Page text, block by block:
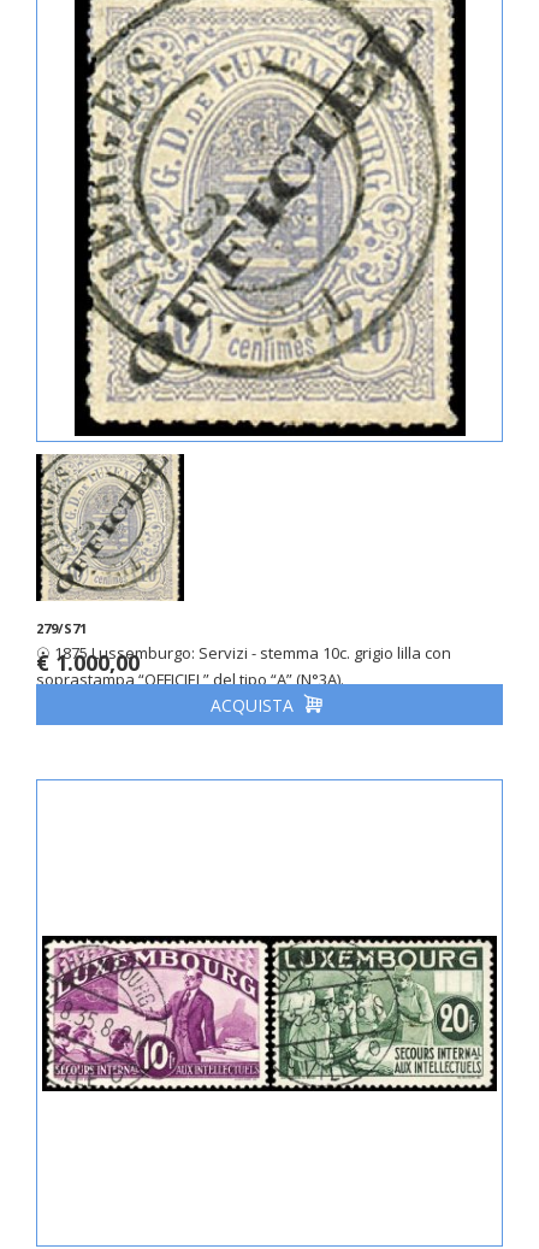
279/S71
☉ 1875 Lussemburgo: Servizi - stemma 10c. grigio lilla con
soprastampa “OFFICIEL” del tipo “A” (N°3A).
€ 1.000,00
ACQUISTA